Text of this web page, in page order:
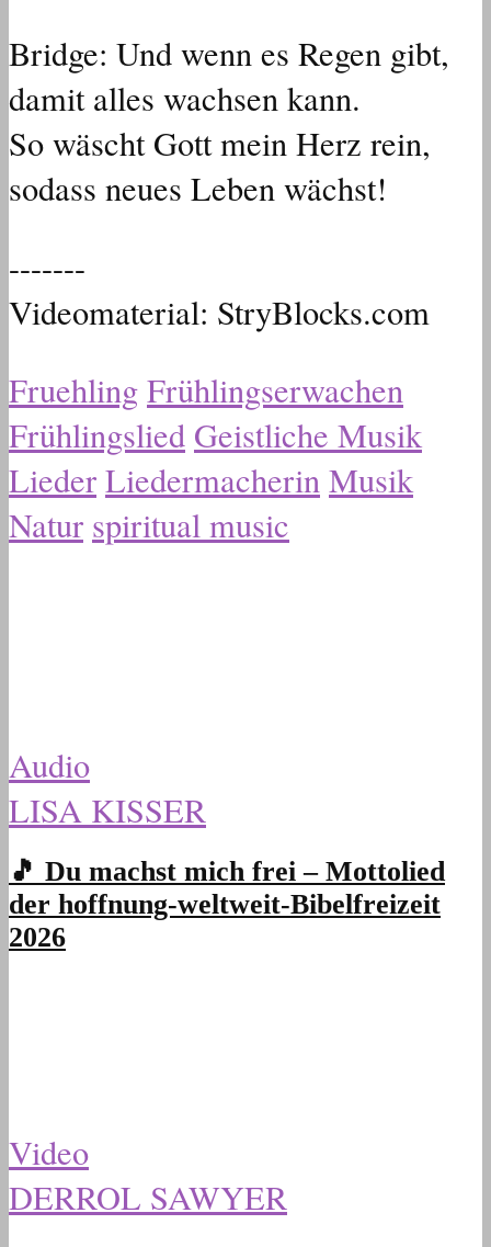
Bridge: Und wenn es Regen gibt,
damit alles wachsen kann.
So wäscht Gott mein Herz rein,
sodass neues Leben wächst!
-------
Videomaterial: StryBlocks.com
FruehlingFrühlingserwachen
Frühlingslied Geistliche Musik
LiederLiedermacherinMusik
Natur spiritual music
Audio
LISA KISSER
🎵 Du machst mich frei – Mottolied
der hoffnung-weltweit-Bibelfreizeit
2026
Video
DERROL SAWYER